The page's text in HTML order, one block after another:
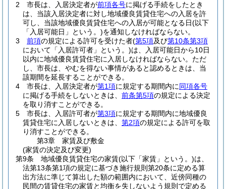
2
市長は、入居決定者が前項各号に掲げる手続をしたとき
は、当該入居決定者に対し地域優良賃貸住宅への入居を許
可し、当該地域優良賃貸住宅への入居が可能となる日(以下
「入居可能日」という。)を通知しなければならない。
3
前項の規定による許可を受けた者(第5項及び第10条第3項
において「入居許可者」という。)は、入居可能日から10日
以内に地域優良賃貸住宅に入居しなければならない。 ただ
し、市長は、やむを得ない事情があると認めるときは、当
該期間を延長することができる。
4
市長は、入居決定者が第1項に規定する期間内に同項各号
に掲げる手続をしないときは、 前条第5項の規定による決定
を取り消すことができる。
5
市長は、入居許可者が第3項に規定する期間内に地域優良
賃貸住宅に入居しないときは、 第2項の規定による許可を取
り消すことができる。
第3章
家賃及び敷金
(家賃の決定及び変更)
第9条
地域優良賃貸住宅の家賃(以下「家賃」という。)は、
法第13条第1項の規定に基づき施行規則第20条に定める算
出方法に準じて算出した額の範囲内において、近傍同種の
民間の賃貸住宅の家賃と均衡を失しないよう規則で定める